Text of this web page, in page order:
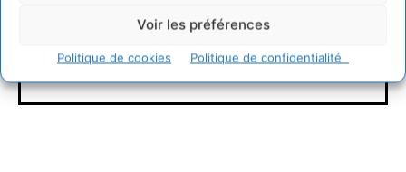
Voir les préférences
Politique de cookies Politique de confidentialité
Rédaction Cdurable
https:/cdurable.info